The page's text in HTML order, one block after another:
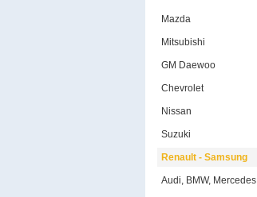
Mazda
Mitsubishi
GM Daewoo
Chevrolet
Nissan
Suzuki
Renault - Samsung
Audi, BMW, Mercedes